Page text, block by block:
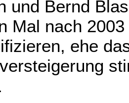
und Bernd
Mal nach
ehe